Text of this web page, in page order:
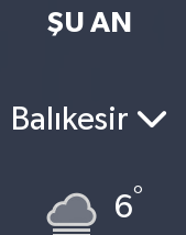
ŞU AN
Balıkesir
6°
Haberleri